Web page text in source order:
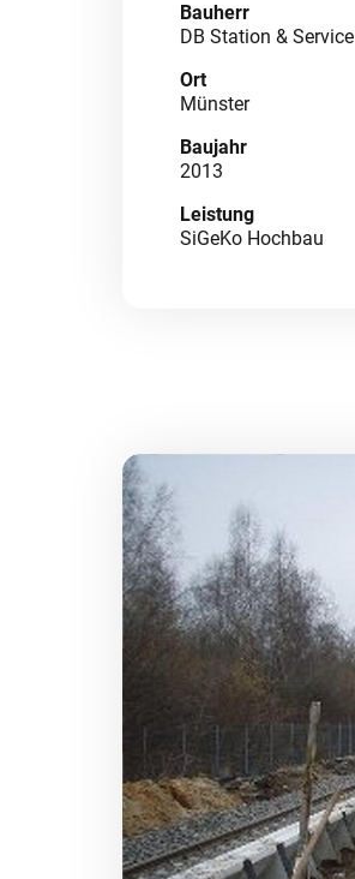
Bauherr
DB Station & Service
Ort
Münster
Baujahr
2013
Leistung
SiGeKo Hochbau